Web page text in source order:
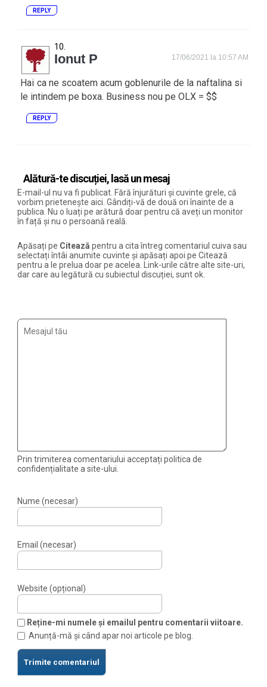
REPLY
Ionut P 17/06/2021 la 10:57 AM
Hai ca ne scoatem acum goblenurile de la naftalina si
le intindem pe boxa. Business nou pe OLX = $$
REPLY
Alătură-te discuției, lasă un mesaj
E-mail-ul nu va fi publicat. Fără înjurături și cuvinte grele, că
vorbim prietenește aici. Gândiți-vă de două ori înainte de a
publica. Nu o luați pe arătură doar pentru că aveți un monitor
în față și nu o persoană reală.
Apăsați pe Citează pentru a cita întreg comentariul cuiva sau
selectați întâi anumite cuvinte și apăsați apoi pe Citează
pentru a le prelua doar pe acelea. Link-urile către alte site-uri,
dar care au legătură cu subiectul discuției, sunt ok.
Prin trimiterea comentariului acceptați politica de
confidențialitate a site-ului.
Nume (necesar)
Email (necesar)
Website (opțional)
Reține-mi numele și emailul pentru comentarii viitoare.
Anunță-mă și când apar noi articole pe blog.